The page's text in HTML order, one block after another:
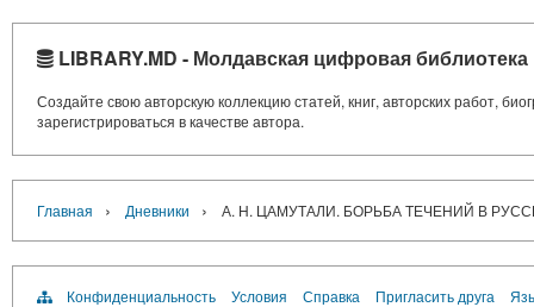
LIBRARY.MD - Молдавская цифровая библиотека
Создайте свою авторскую коллекцию статей, книг, авторских работ,
зарегистрироваться в качестве автора.
Главная › Дневники › А. Н. ЦАМУТАЛИ. БОРЬБА ТЕЧЕНИЙ В
Конфиденциальность Условия Справка Пригласить друга